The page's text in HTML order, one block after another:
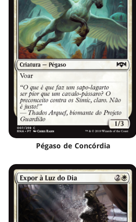
Pégaso de Concórdia